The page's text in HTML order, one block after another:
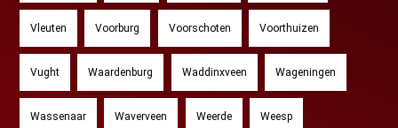
Vleuten Voorburg Voorschoten Voorthuizen
Vught Waardenburg Waddinxveen Wageningen
Wassenaar Waverveen Weerde Weesp